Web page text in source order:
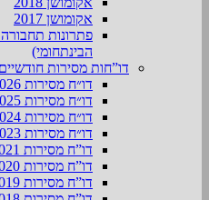
אקומושן 2017
פתרונות
הבינתחומי)
דו”חות מסירות חודשיים
דו״ח מסירות 2026
דו״ח מסירות 2025
דו״ח מסירות 2024
דו״ח מסירות 2023
דו”ח מסירות 2021
דו”ח מסירות 2020
דו”ח מסירות 2019